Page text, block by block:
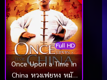
Full HD
Once Upon a Time in
China หวงเฟยหง หมัด